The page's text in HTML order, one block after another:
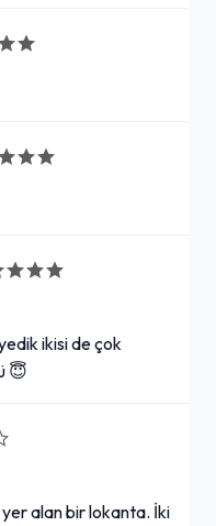
yedik ikisi de çok
😇
alan bir lokanta. İki